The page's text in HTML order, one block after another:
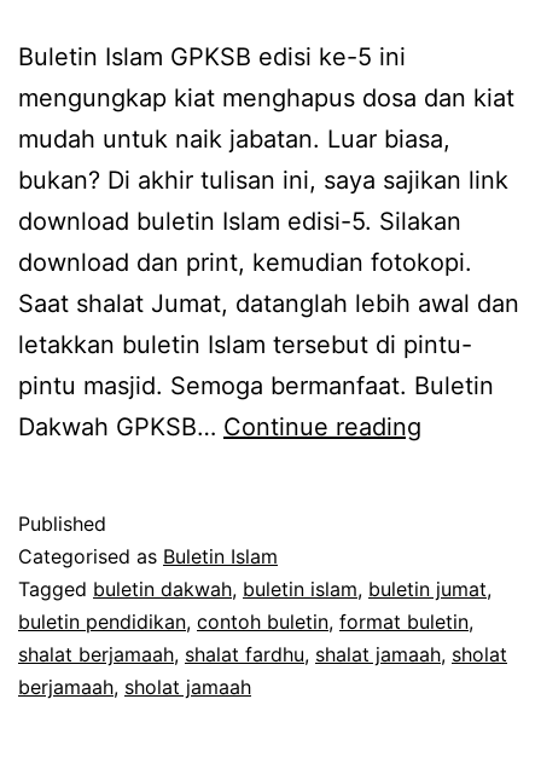
Buletin Islam GPKSB edisi ke-5 ini
mengungkap kiat menghapus dosa dan kiat
mudah untuk naik jabatan. Luar biasa,
bukan? Di akhir tulisan ini, saya sajikan link
download buletin Islam edisi-5. Silakan
download dan print, kemudian fotokopi.
Saat shalat Jumat, datanglah lebih awal dan
letakkan buletin Islam tersebut di pintu-
pintu masjid. Semoga bermanfaat. Buletin
Dakwah GPKSB… Continue reading
Dosa
Published
Categorised as Buletin Islam
Tagged buletin dakwah, buletin islam, buletin jumat,
buletin pendidikan, contoh buletin, format buletin,
shalat berjamaah, shalat fardhu, shalat jamaah, sholat
berjamaah, sholat jamaah